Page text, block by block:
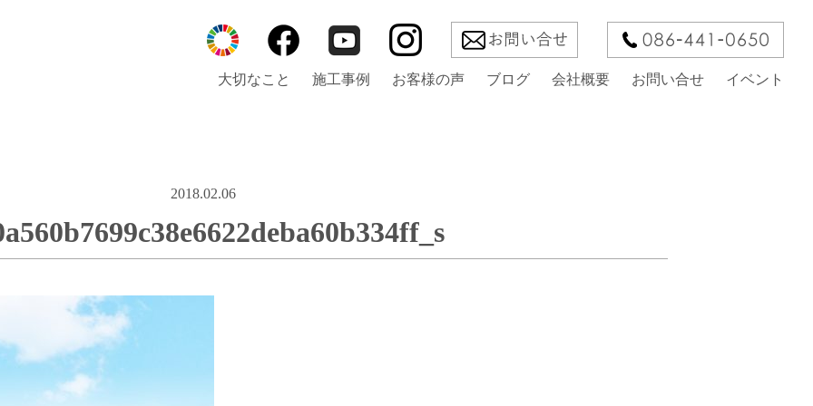
大切なこと 施工事例 お客様の声 ブログ 会社概要 お問い合せ イベント
2018.02.06